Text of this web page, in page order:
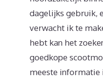
dagelijks gebruik,
verwacht ik te
hebt kan het
goedkope
meeste informatie